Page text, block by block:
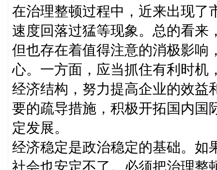
在治理整顿过程中，近来出现了
速度回落过猛等现象。总的看来
但也存在着值得注意的消极影响
心。一方面，应当抓住有利时机
经济结构，努力提高企业的效益
要的疏导措施，积极开拓国内国
定发展。
经济稳定是政治稳定的基础。如
社会也安定不了。必须把治理整